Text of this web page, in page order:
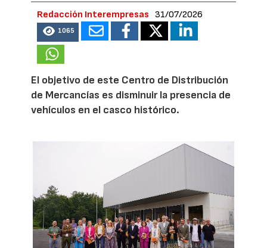
Redacción Interempresas 31/07/2026
1065
El objetivo de este Centro de Distribución
de Mercancías es disminuir la presencia de
vehículos en el casco histórico.